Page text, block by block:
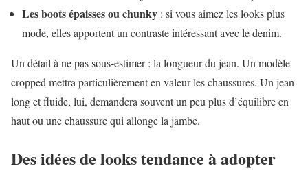
Les boots épaisses ou chunky : si vous aimez les looks plus
mode, elles apportent un contraste intéressant avec le denim.
Un détail à ne pas sous-estimer : la longueur du jean. Un modèle
cropped mettra particulièrement en valeur les chaussures. Un jean
long et fluide, lui, demandera souvent un peu plus d’équilibre en
haut ou une chaussure qui allonge la jambe.
Des idées de looks tendance à adopter